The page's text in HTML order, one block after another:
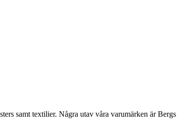
samt textilier. Några utav våra varumärken är Bergs